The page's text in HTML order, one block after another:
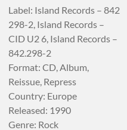
Label: Island Records – 842
298-2, Island Records –
CID U2 6, Island Records –
842.298-2
Format: CD, Album,
Reissue, Repress
Country: Europe
Released: 1990
Genre: Rock